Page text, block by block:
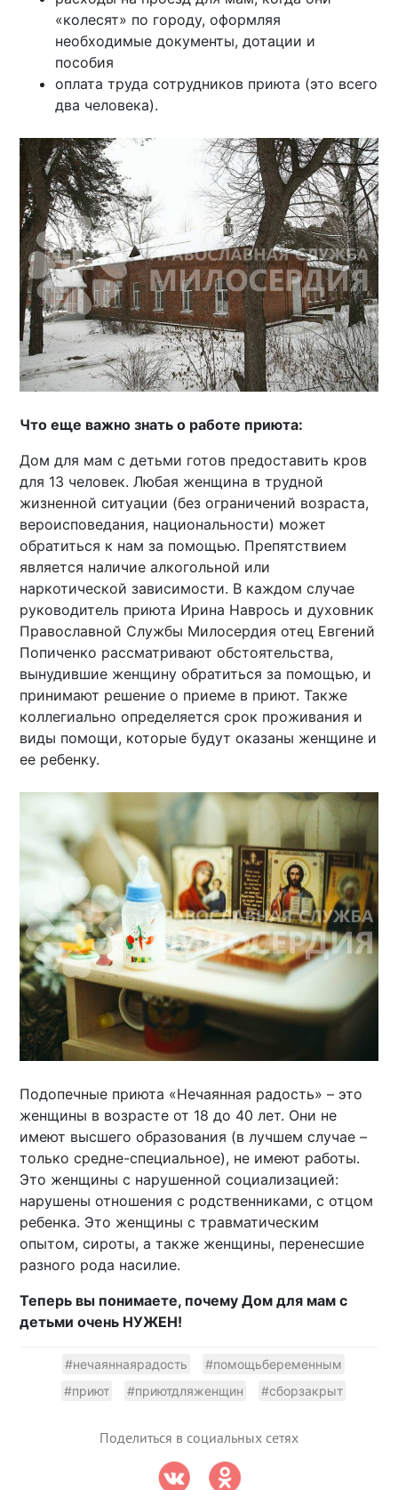
«колесят» по городу, оформляя
необходимые документы, дотации и
пособия
оплата труда сотрудников приюта (это всего
два человека).
Что еще важно знать о работе приюта:
Дом для мам с детьми готов предоставить кров
для 13 человек. Любая женщина в трудной
жизненной ситуации (без ограничений возраста,
вероисповедания, национальности) может
обратиться к нам за помощью. Препятствием
является наличие алкогольной или
наркотической зависимости. В каждом случае
руководитель приюта Ирина Наврось и духовник
Православной Службы Милосердия отец Евгений
Попиченко рассматривают обстоятельства,
вынудившие женщину обратиться за помощью, и
принимают решение о приеме в приют. Также
коллегиально определяется срок проживания и
виды помощи, которые будут оказаны женщине и
ее ребенку.
Подопечные приюта «Нечаянная радость» – это
женщины в возрасте от 18 до 40 лет. Они не
имеют высшего образования (в лучшем случае –
только средне-специальное), не имеют работы.
Это женщины с нарушенной социализацией:
нарушены отношения с родственниками, с отцом
ребенка. Это женщины с травматическим
опытом, сироты, а также женщины, перенесшие
разного рода насилие.
Теперь вы понимаете, почему Дом для мам с
детьми очень НУЖЕН!
#нечаяннаярадость
#помощьбеременным
#приют
#приютдляженщин #сборзакрыт
Поделиться в социальных сетях